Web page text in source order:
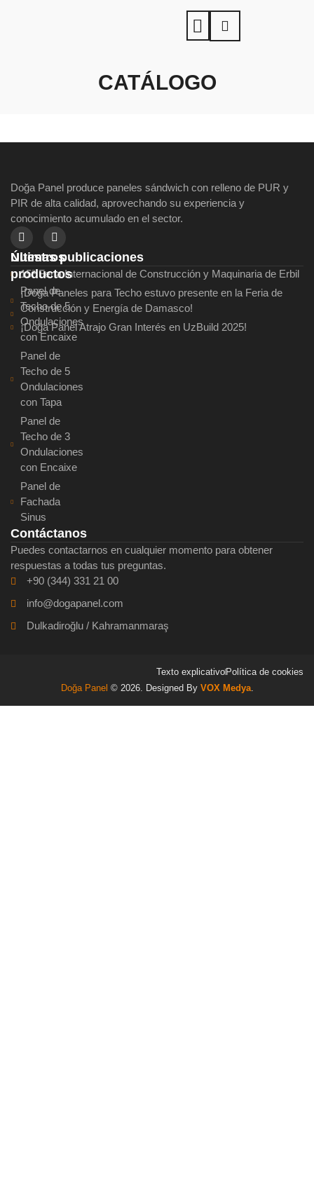
CATÁLOGO
Doğa Panel produce paneles sándwich con relleno de PUR y
PIR de alta calidad, aprovechando su experiencia y
conocimiento acumulado en el sector.
Últimas publicaciones
15ª Feria Internacional de Construcción y Maquinaria de Erbil
¡Doğa Paneles para Techo estuvo presente en la Feria de
Construcción y Energía de Damasco!
¡Doğa Panel Atrajo Gran Interés en UzBuild 2025!
Nuestros
productos
Panel de
Techo de 5
Ondulaciones
con Encaixe
Panel de
Techo de 5
Ondulaciones
con Tapa
Panel de
Techo de 3
Ondulaciones
con Encaixe
Panel de
Fachada
Sinus
Contáctanos
Puedes contactarnos en cualquier momento para obtener
respuestas a todas tus preguntas.
+90 (344) 331 21 00
info@dogapanel.com
Dulkadiroğlu / Kahramanmaraş
Doğa Panel © 2026. Designed By VOX Medya.
Texto explicativo Política de cookies